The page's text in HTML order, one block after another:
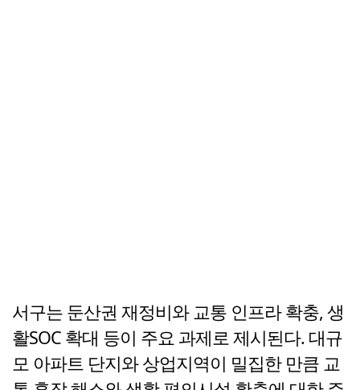
서구는 둔산권 재정비와 교통 인프라 확충, 생
활SOC 확대 등이 주요 과제로 제시된다. 대규
모 아파트 단지와 상업지역이 밀집한 만큼 교